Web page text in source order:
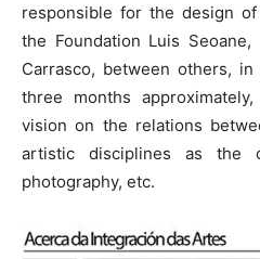
responsible for the design
the Foundation Luis
Carrasco, between others,
three months
vision on the relations
artistic disciplines as the
photography, etc.